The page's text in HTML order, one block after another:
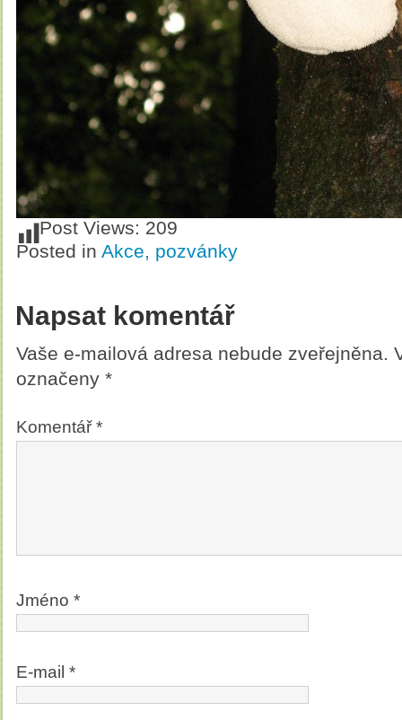
Post Views: 209
Posted in Akce, pozvánky
Napsat komentář
Vaše e-mailová adresa nebude zveřejněna.
označeny *
Komentář*
Jméno *
E-mail *